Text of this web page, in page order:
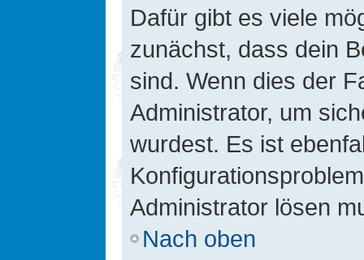
Dafür gibt es viele
zunächst, dass dein
sind. Wenn dies der
Administrator, um
wurdest. Es ist
Administrator lösen
Nach oben